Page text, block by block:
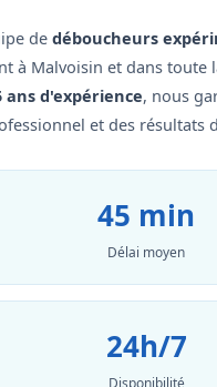
de déboucheurs
à Malvoisin et dans toute
ans d'expérience, nous
et des résultats
45 min
Délai moyen
24h/7
Disponibilité